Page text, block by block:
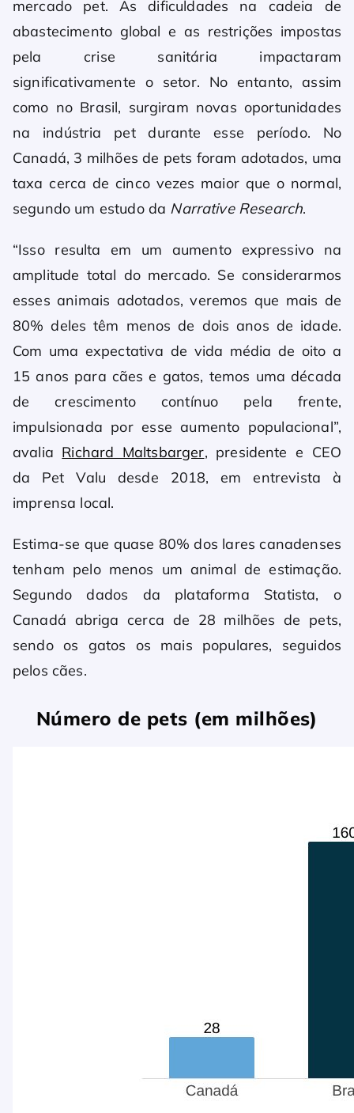
mercado pet. As dificuldades na cadeia de
abastecimento global e as restrições impostas
pela crise sanitária impactaram
significativamente o setor. No entanto, assim
como no Brasil, surgiram novas oportunidades
na indústria pet durante esse período. No
Canadá, 3 milhões de pets foram adotados, uma
taxa cerca de cinco vezes maior que o normal,
segundo um estudo da Narrative Research.
“Isso resulta em um aumento expressivo na
amplitude total do mercado. Se considerarmos
esses animais adotados, veremos que mais de
80% deles têm menos de dois anos de idade.
Com uma expectativa de vida média de oito a
15 anos para cães e gatos, temos uma década
de crescimento contínuo pela frente,
impulsionada por esse aumento populacional”,
avalia Richard Maltsbarger, presidente e CEO
da Pet Valu desde 2018, em entrevista à
imprensa local.
Estima-se que quase 80% dos lares canadenses
tenham pelo menos um animal de estimação.
Segundo dados da plataforma Statista, o
Canadá abriga cerca de 28 milhões de pets,
sendo os gatos os mais populares, seguidos
pelos cães.
Número de pets (em milhões)